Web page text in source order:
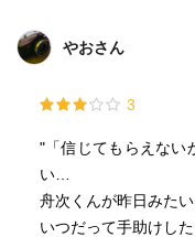
やおさん
3
"「信じてもらえない
い…
舟次くんが昨日みた
いつだって手助けし